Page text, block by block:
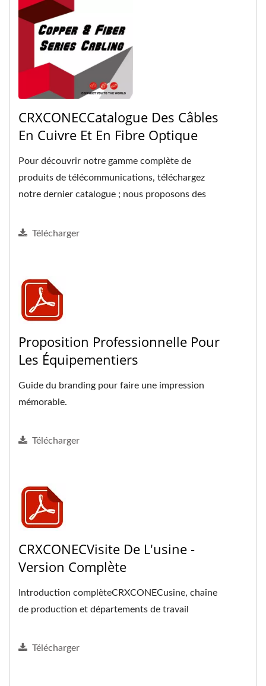
CRXCONECCatalogue Des Câbles
En Cuivre Et En Fibre Optique
Pour découvrir notre gamme complète de
produits de télécommunications, téléchargez
notre dernier catalogue ; nous proposons des
Télécharger
Proposition Professionnelle Pour
Les Équipementiers
Guide du branding pour faire une impression
mémorable.
Télécharger
CRXCONECVisite De L'usine -
Version Complète
Introduction complèteCRXCONECusine, chaîne
de production et départements de travail
Télécharger